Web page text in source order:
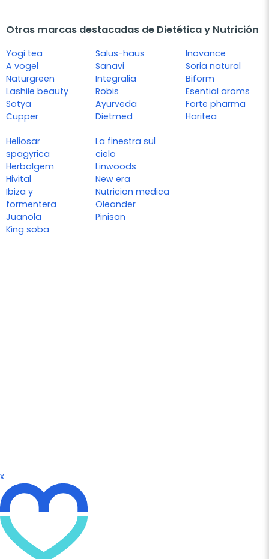
Otras marcas destacadas de Dietética y Nutrición
Yogi tea
A vogel
Naturgreen
Lashile beauty
Sotya
Cupper
Salus-haus
Sanavi
Integralia
Robis
Ayurveda
Dietmed
Inovance
Soria natural
Biform
Esential aroms
Forte pharma
Haritea
Heliosar
spagyrica
Herbalgem
Hivital
Ibiza y
formentera
Juanola
King soba
La finestra sul
cielo
Linwoods
New era
Nutricion medica
Oleander
Pinisan
x